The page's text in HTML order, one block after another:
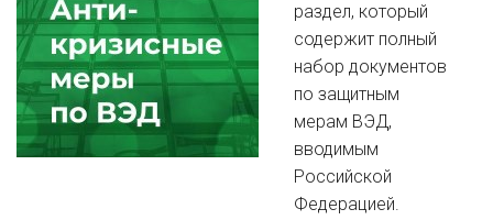
раздел, который
содержит полный
набор документов
по защитным
мерам ВЭД,
вводимым
Российской
Федерацией.